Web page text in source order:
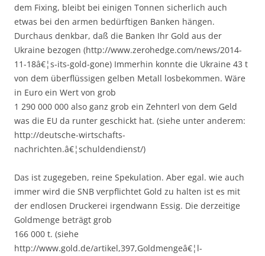
dem Fixing, bleibt bei einigen Tonnen sicherlich auch
etwas bei den armen bedürftigen Banken hängen.
Durchaus denkbar, daß die Banken Ihr Gold aus der
Ukraine bezogen (http://www.zerohedge.com/news/2014-
11-18â€¦s-its-gold-gone) Immerhin konnte die Ukraine 43 t
von dem überflüssigen gelben Metall losbekommen. Wäre
in Euro ein Wert von grob
1 290 000 000 also ganz grob ein Zehnterl von dem Geld
was die EU da runter geschickt hat. (siehe unter anderem:
http://deutsche-wirtschafts-
nachrichten.â€¦schuldendienst/)
Das ist zugegeben, reine Spekulation. Aber egal. wie auch
immer wird die SNB verpflichtet Gold zu halten ist es mit
der endlosen Druckerei irgendwann Essig. Die derzeitige
Goldmenge beträgt grob
166 000 t. (siehe
http://www.gold.de/artikel,397,Goldmengeâ€¦l-